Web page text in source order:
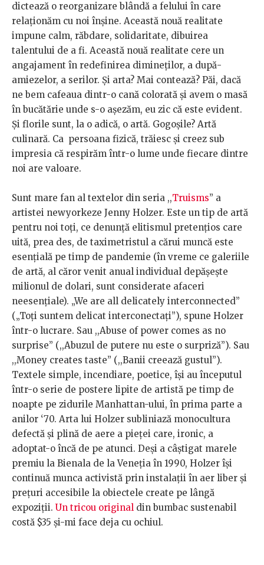
dictează o reorganizare blândă a felului în care
relaționăm cu noi înșine. Această nouă realitate
impune calm, răbdare, solidaritate, dibuirea
talentului de a fi. Această nouă realitate cere un
angajament în redefinirea dimineților, a după-
amiezelor, a serilor. Și arta? Mai contează? Păi, dacă
ne bem cafeaua dintr-o cană colorată și avem o masă
în bucătărie unde s-o așezăm, eu zic că este evident.
Și florile sunt, la o adică, o artă. Gogoșile? Artă
culinară. Ca persoana fizică, trăiesc și creez sub
impresia că respirăm într-o lume unde fiecare dintre
noi are valoare.
Sunt mare fan al textelor din seria ,,Truisms” a
artistei newyorkeze Jenny Holzer. Este un tip de artă
pentru noi toți, ce denunță elitismul pretențios care
uită, prea des, de taximetristul a cărui muncă este
esențială pe timp de pandemie (în vreme ce galeriile
de artă, al căror venit anual individual depășește
milionul de dolari, sunt considerate afaceri
neesențiale). „We are all delicately interconnected”
(„Toți suntem delicat interconectați”), spune Holzer
într-o lucrare. Sau ,,Abuse of power comes as no
surprise’’ (,,Abuzul de putere nu este o surpriză”). Sau
,,Money creates taste” (,,Banii creează gustul”).
Textele simple, incendiare, poetice, își au începutul
într-o serie de postere lipite de artistă pe timp de
noapte pe zidurile Manhattan-ului, în prima parte a
anilor ‘70. Arta lui Holzer subliniază monocultura
defectă și plină de aere a pieței care, ironic, a
adoptat-o încă de pe atunci. Deși a câștigat marele
premiu la Bienala de la Veneția în 1990, Holzer își
continuă munca activistă prin instalații în aer liber și
prețuri accesibile la obiectele create pe lângă
expoziții. Un tricou original din bumbac sustenabil
costă $35 și-mi face deja cu ochiul.